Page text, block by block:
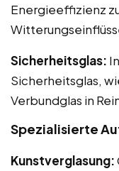
Energieeffizienz
Sicherheitsglas:
Sicherheitsglas,
Verbundglas in
Spezialisierte
Kunstverglasung: